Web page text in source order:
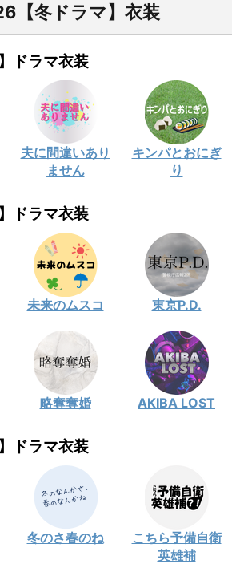
【冬ドラマ】衣装
ドラマ衣装
夫に間違いあり
ません
キンパとおにぎ
り
ドラマ衣装
未来のムスコ 東京P.D.
略奪奪婚 AKIBA LOST
ドラマ衣装
冬のさ春のね
こちら予備自衛
英雄補